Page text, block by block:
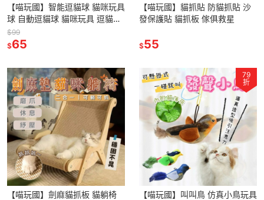
【喵玩國】智能逗貓球 貓咪玩具
球 自動逗貓球 貓咪玩具 逗貓球
逗貓 逗貓玩具 自動逗貓 貓的玩
具 貓咪玩具電動
$99
$65
【喵玩國】貓抓貼 防貓抓貼 沙
發保護貼 貓抓板 傢俱救星
$55
【喵玩國】劍麻貓抓板 貓躺椅
79
折
【喵玩國】叫叫鳥 仿真小鳥玩具